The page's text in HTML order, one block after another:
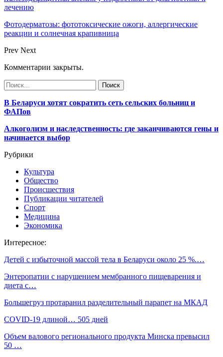
лечению
Фотодерматозы: фототоксические ожоги, аллергические
реакции и солнечная крапивница
Prev Next
Комментарии закрыты.
В Беларуси хотят сократить сеть сельских больниц и
ФАПов
Алкоголизм и наследственность: где заканчиваются гены и
начинается выбор
Рубрики
Культура
Общество
Происшествия
Публикации читателей
Спорт
Медицина
Экономика
Интересное:
Детей с избыточной массой тела в Беларуси около 25 %.…
Энтеропатии с нарушением мембранного пищеварения и
диета с…
Большегруз протаранил разделительный парапет на МКАД
СOVID-19 длиной… 505 дней
Объем валового регионального продукта Минска превысил
50 …